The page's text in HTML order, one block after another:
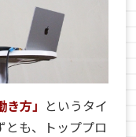
方」 というタイ
とも、トッププロ